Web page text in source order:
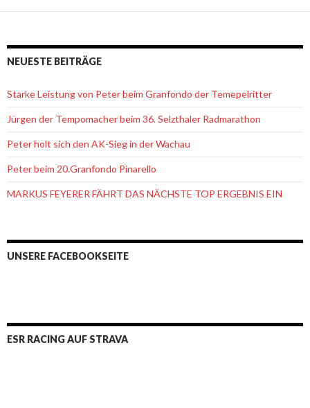
NEUESTE BEITRÄGE
Starke Leistung von Peter beim Granfondo der Temepelritter
Jürgen der Tempomacher beim 36. Selzthaler Radmarathon
Peter holt sich den AK-Sieg in der Wachau
Peter beim 20.Granfondo Pinarello
MARKUS FEYERER FÄHRT DAS NÄCHSTE TOP ERGEBNIS EIN
UNSERE FACEBOOKSEITE
ESR RACING AUF STRAVA